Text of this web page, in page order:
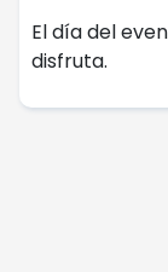
El día del
disfruta.